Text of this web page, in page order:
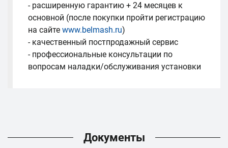
- расширенную гарантию + 24 месяцев к
основной (после покупки пройти регистрацию
на сайте www.belmash.ru)
- качественный постпродажный сервис
- профессиональные консультации по
вопросам наладки/обслуживания установки
Документы